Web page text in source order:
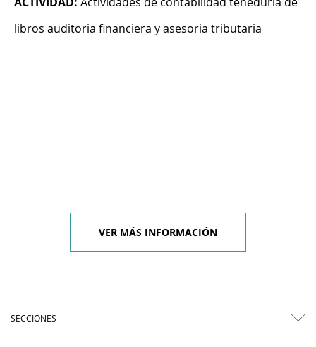
libros auditoria financiera y asesoria tributaria
VER MÁS INFORMACIÓN
SECCIONES